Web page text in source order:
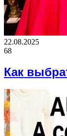
22.08.2025
68
Как